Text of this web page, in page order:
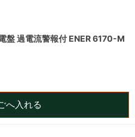
盤 過電流警報付 ENER 6170-M
へ入れる